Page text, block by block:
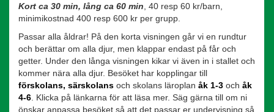
Kort ca 30 min, lång ca 60 min , 40 resp 60 kr/barn,
minimikostnad 400 resp 600 kr per grupp.
Passar alla åldrar! På den korta visningen går vi en rundtur
och berättar om alla djur, men klappar endast på får och
getter. Under den långa visningen kikar vi även in i stallet och
kommer nära alla djur. Besöket har kopplingar till
förskolans, särskolans och skolans läroplan åk 1-3 och åk
4-6 . Klicka på länkarna för att läsa mer. Säg gärna till om ni
önskar anpassa besöket så att det passar er undervisning så